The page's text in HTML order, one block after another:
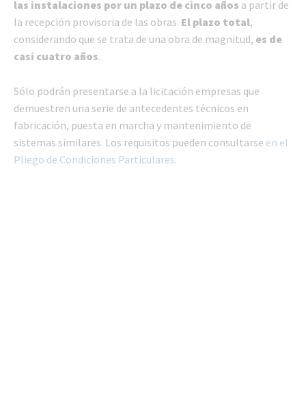
las instalaciones por un plazo de cinco años a partir de
la recepción provisoria de las obras. El plazo total,
considerando que se trata de una obra de magnitud, es de
casi cuatro años.
Sólo podrán presentarse a la licitación empresas que
demuestren una serie de antecedentes técnicos en
fabricación, puesta en marcha y mantenimiento de
sistemas similares. Los requisitos pueden consultarse en el
Pliego de Condiciones Particulares.